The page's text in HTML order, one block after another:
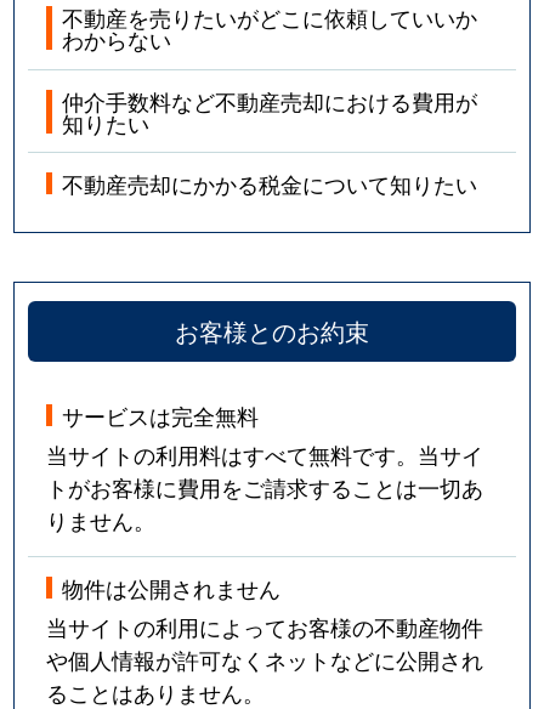
不動産を売りたいがどこに依頼していいか
わからない
仲介手数料など不動産売却における費用が
知りたい
不動産売却にかかる税金について知りたい
お客様とのお約束
サービスは完全無料
当サイトの利用料はすべて無料です。当サイ
トがお客様に費用をご請求することは一切あ
りません。
物件は公開されません
当サイトの利用によってお客様の不動産物件
や個人情報が許可なくネットなどに公開され
ることはありません。